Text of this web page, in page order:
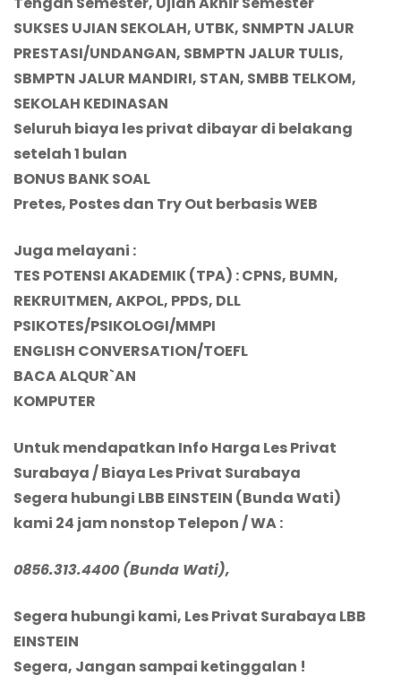
SUKSES UJIAN SEKOLAH, UTBK, SNMPTN JALUR
PRESTASI/UNDANGAN, SBMPTN JALUR TULIS,
SBMPTN JALUR MANDIRI, STAN, SMBB TELKOM,
SEKOLAH KEDINASAN
Seluruh biaya les privat dibayar di belakang
setelah 1 bulan
BONUS BANK SOAL
Pretes, Postes dan Try Out berbasis WEB
Juga melayani :
TES POTENSI AKADEMIK (TPA) : CPNS, BUMN,
REKRUITMEN, AKPOL, PPDS, DLL
PSIKOTES/PSIKOLOGI/MMPI
ENGLISH CONVERSATION/TOEFL
BACA ALQUR`AN
KOMPUTER
Untuk mendapatkan Info Harga Les Privat
Surabaya / Biaya Les Privat Surabaya
Segera hubungi LBB EINSTEIN (Bunda Wati)
kami 24 jam nonstop Telepon/ WA:
0856.313.4400 (Bunda Wati),
Segera hubungi kami, Les Privat Surabaya LBB
EINSTEIN
Segera, Jangan sampai ketinggalan !